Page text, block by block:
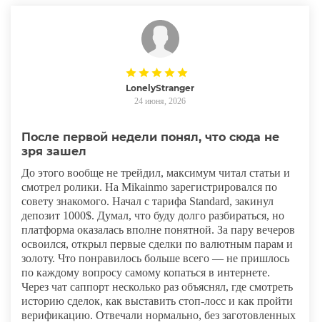
LonelyStranger
24 июня, 2026
После первой недели понял, что сюда не
зря зашел
До этого вообще не трейдил, максимум читал статьи и
смотрел ролики. На Mikainmo зарегистрировался по
совету знакомого. Начал с тарифа Standard, закинул
депозит 1000$. Думал, что буду долго разбираться, но
платформа оказалась вполне понятной. За пару вечеров
освоился, открыл первые сделки по валютным парам и
золоту. Что понравилось больше всего — не пришлось
по каждому вопросу самому копаться в интернете.
Через чат саппорт несколько раз объяснял, где смотреть
историю сделок, как выставить стоп-лосс и как пройти
верификацию. Отвечали нормально, без заготовленных